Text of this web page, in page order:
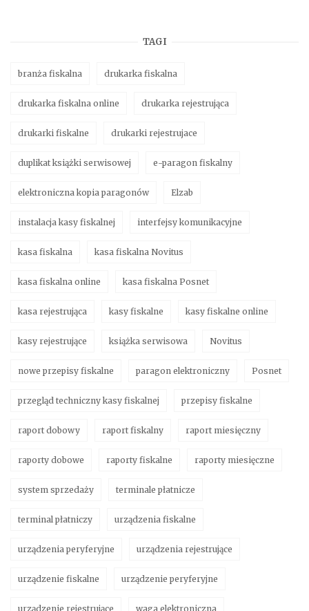
TAGI
branża fiskalna drukarka fiskalna
drukarka fiskalna online drukarka rejestrująca
drukarki fiskalne drukarki rejestrujace
duplikat książki serwisowej e-paragon fiskalny
elektroniczna kopia paragonów Elzab
instalacja kasy fiskalnej interfejsy komunikacyjne
kasa fiskalna kasa fiskalna Novitus
kasa fiskalna online kasa fiskalna Posnet
kasa rejestrująca kasy fiskalne kasy fiskalne online
kasy rejestrujące książka serwisowa Novitus
nowe przepisy fiskalne paragon elektroniczny Posnet
przegląd techniczny kasy fiskalnej przepisy fiskalne
raport dobowy raport fiskalny raport miesięczny
raporty dobowe raporty fiskalne raporty miesięczne
system sprzedaży terminale płatnicze
terminal płatniczy urządzenia fiskalne
urządzenia peryferyjne urządzenia rejestrujące
urządzenie fiskalne urządzenie peryferyjne
urządzenie rejestrujące waga elektroniczna